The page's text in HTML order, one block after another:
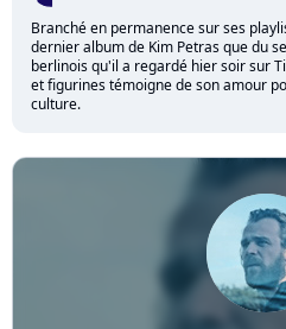
Branché en permanence sur ses
dernier album de Kim Petras que du
berlinois qu'il a regardé hier soir sur
et figurines témoigne de son amour
culture.